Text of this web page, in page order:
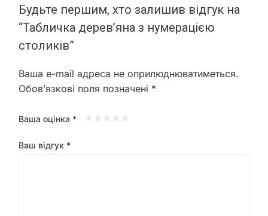
Будьте першим, хто залишив відгук на
“Табличка дерев’яна з нумерацією
столиків”
Ваша e-mail адреса не оприлюднюватиметься.
Обов’язкові поля позначені *
Ваша оцінка *
Ваш відгук *